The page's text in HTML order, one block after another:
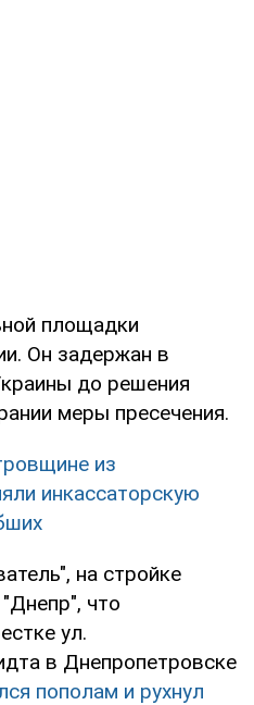
площадки
Он задержан в
до решения
меры пресечения.
из
инкассаторскую
на стройке
что
ул.
в Днепропетровске
пополам и рухнул